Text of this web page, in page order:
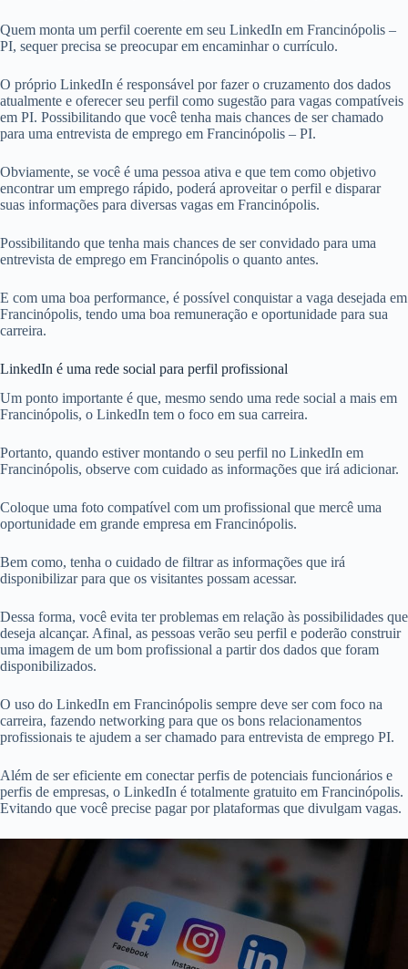
Quem monta um perfil coerente em seu LinkedIn em Francinópolis –
PI, sequer precisa se preocupar em encaminhar o currículo.
O próprio LinkedIn é responsável por fazer o cruzamento dos dados
atualmente e oferecer seu perfil como sugestão para vagas compatíveis
em PI. Possibilitando que você tenha mais chances de ser chamado
para uma entrevista de emprego em Francinópolis – PI.
Obviamente, se você é uma pessoa ativa e que tem como objetivo
encontrar um emprego rápido, poderá aproveitar o perfil e disparar
suas informações para diversas vagas em Francinópolis.
Possibilitando que tenha mais chances de ser convidado para uma
entrevista de emprego em Francinópolis o quanto antes.
E com uma boa performance, é possível conquistar a vaga desejada em
Francinópolis, tendo uma boa remuneração e oportunidade para sua
carreira.
LinkedIn é uma rede social para perfil profissional
Um ponto importante é que, mesmo sendo uma rede social a mais em
Francinópolis, o LinkedIn tem o foco em sua carreira.
Portanto, quando estiver montando o seu perfil no LinkedIn em
Francinópolis, observe com cuidado as informações que irá adicionar.
Coloque uma foto compatível com um profissional que mercê uma
oportunidade em grande empresa em Francinópolis.
Bem como, tenha o cuidado de filtrar as informações que irá
disponibilizar para que os visitantes possam acessar.
Dessa forma, você evita ter problemas em relação às possibilidades que
deseja alcançar. Afinal, as pessoas verão seu perfil e poderão construir
uma imagem de um bom profissional a partir dos dados que foram
disponibilizados.
O uso do LinkedIn em Francinópolis sempre deve ser com foco na
carreira, fazendo networking para que os bons relacionamentos
profissionais te ajudem a ser chamado para entrevista de emprego PI.
Além de ser eficiente em conectar perfis de potenciais funcionários e
perfis de empresas, o LinkedIn é totalmente gratuito em Francinópolis.
Evitando que você precise pagar por plataformas que divulgam vagas.